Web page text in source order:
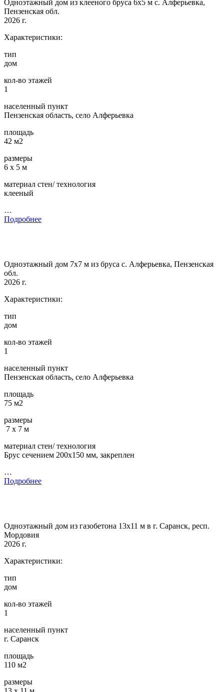
Одноэтажный дом из клееного бруса 6х5 м с. Алферьевка,
Пензенская обл.
2026 г.
Характеристики:
тип
дом
кол-во этажей
1
населенный пункт
Пензенская область, село Алферьевка
площадь
42 м2
размеры
6 х 5 м
материал стен/ технология
клееный
…
Подробнее
Одноэтажный дом 7х7 м из бруса с. Алферьевка, Пензенская
обл.
2026 г.
Характеристики:
тип
дом
кол-во этажей
1
населенный пункт
Пензенская область, село Алферьевка
площадь
75 м2
размеры
7 х 7 м
материал стен/ технология
Брус сечением 200х150 мм, закреплен
…
Подробнее
Одноэтажный дом из газобетона 13х11 м в г. Саранск, респ.
Мордовия
2026 г.
Характеристики:
тип
дом
кол-во этажей
1
населенный пункт
г. Саранск
площадь
110 м2
размеры